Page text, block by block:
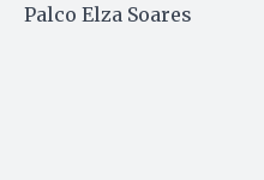
Palco Elza Soares